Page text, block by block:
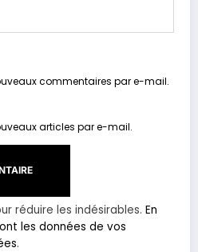
commentaires par e-mail.
articles par e-mail.
réduire les indésirables. En
les données de vos
.